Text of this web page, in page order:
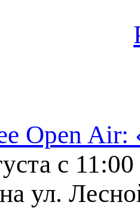
Open Air:
с
на ул.